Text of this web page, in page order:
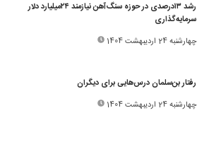
رشد ۱۳‌درصدی در حوزه سنگ‌آهن نیازمند ۲۴‌میلیارد دلار
سرمایه‌گذاری
چهارشنبه 24 اردیبهشت 1404
رفتار بن‌سلمان درس‌هایی برای دیگران
چهارشنبه 24 اردیبهشت 1404